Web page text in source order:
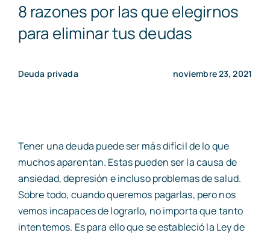
8 razones por las que elegirnos
para eliminar tus deudas
Deuda privada noviembre 23, 2021
Tener una deuda puede ser más difícil de lo que
muchos aparentan. Estas pueden ser la causa de
ansiedad, depresión e incluso problemas de salud.
Sobre todo, cuando queremos pagarlas, pero nos
vemos incapaces de lograrlo, no importa que tanto
intentemos. Es para ello que se estableció la Ley de